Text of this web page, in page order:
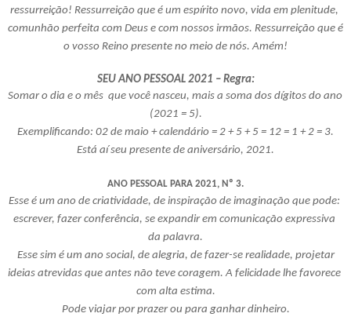
ressurreição! Ressurreição que é um espírito novo, vida em plenitude,
comunhão perfeita com Deus e com nossos irmãos. Ressurreição que é
o vosso Reino presente no meio de nós. Amém!
SEU ANO PESSOAL 2021 – Regra:
Somar o dia e o mês  que você nasceu, mais a soma dos dígitos do ano
(2021 = 5).
Exemplificando: 02 de maio + calendário = 2 + 5 + 5 = 12 = 1 + 2 = 3.
Está aí seu presente de aniversário, 2021.
ANO PESSOAL PARA 2021, Nº 3.
Esse é um ano de criatividade, de inspiração de imaginação que pode:
escrever, fazer conferência, se expandir em comunicação expressiva
da palavra.
Esse sim é um ano social, de alegria, de fazer-se realidade, projetar
ideias atrevidas que antes não teve coragem. A felicidade lhe favorece
com alta estima.
Pode viajar por prazer ou para ganhar dinheiro.